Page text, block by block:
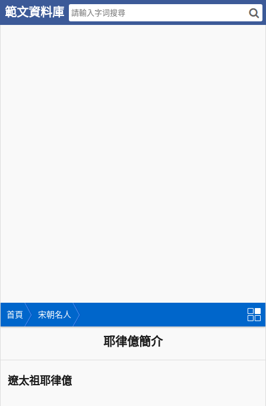
範文資料庫
首頁 宋朝名人
耶律億簡介
遼太祖耶律億